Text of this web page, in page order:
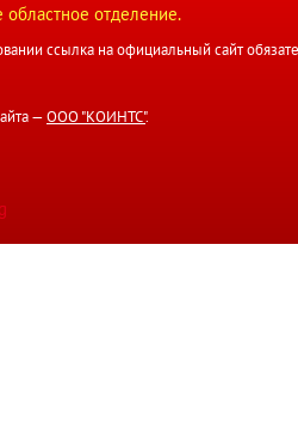
отделение.
ссылка на официальный сайт
— ООО "КОИНТС".